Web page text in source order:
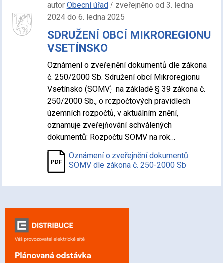
autor Obecní úřad/ zveřejněno od 3. ledna
2024 do 6. ledna 2025
SDRUŽENÍ OBCÍ MIKROREGIONU
VSETÍNSKO
Oznámení o zveřejnění dokumentů dle zákona
č. 250/2000 Sb. Sdružení obcí Mikroregionu
Vsetínsko (SOMV) na základě § 39 zákona č.
250/2000 Sb., o rozpočtových pravidlech
územních rozpočtů, v aktuálním znění,
oznamuje zveřejňování schválených
dokumentů: Rozpočtu SOMV na rok…
Oznámení o zveřejnění dokumentů
SOMV dle zákona č. 250-2000 Sb